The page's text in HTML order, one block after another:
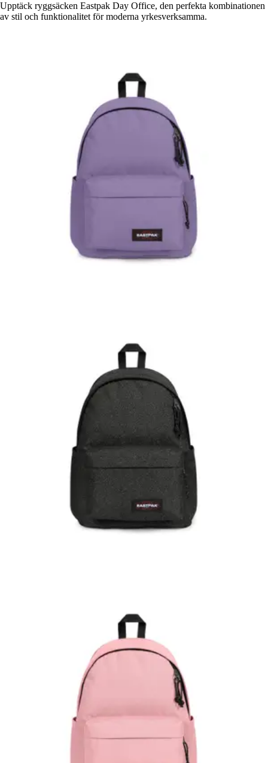
Upptäck ryggsäcken Eastpak Day Office, den perfekta kombinationen
av stil och funktionalitet för moderna yrkesverksamma.